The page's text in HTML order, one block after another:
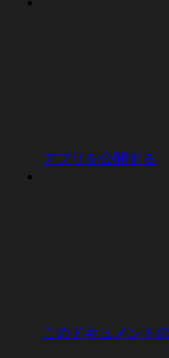
アプリを公開する
このドキュメント